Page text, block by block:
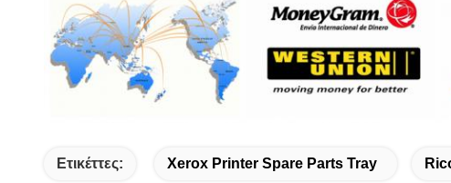
Ετικέττες: Xerox Printer Spare Parts Tray